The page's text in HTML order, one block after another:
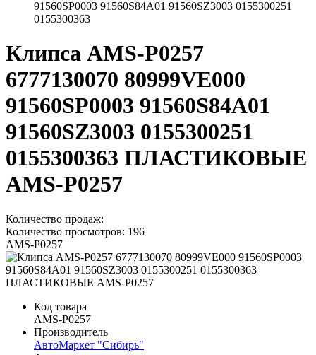
91560SP0003 91560S84A01 91560SZ3003 0155300251
0155300363
Клипса AMS-P0257
6777130070 80999VE000
91560SP0003 91560S84A01
91560SZ3003 0155300251
0155300363 ПЛАСТИКОВЫЕ
AMS-P0257
Количество продаж:
Количество просмотров: 196
AMS-P0257
Код товара
AMS-P0257
Производитель
АвтоМаркет "Сибирь"